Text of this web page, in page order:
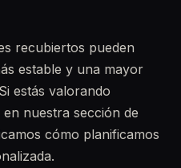
recubiertos pueden
estable y una mayor
estás valorando
nuestra sección de
cómo planificamos